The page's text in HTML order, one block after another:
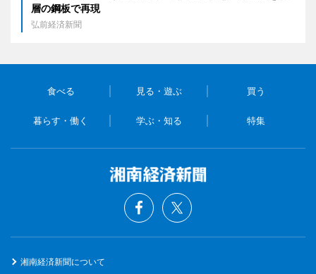
層の鋼板で再現
弘前経済新聞
食べる 見る・遊ぶ 買う
暮らす・働く 学ぶ・知る 特集
湘南経済新聞について